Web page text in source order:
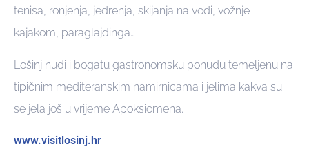
tenisa, ronjenja, jedrenja, skijanja na vodi, vožnje
kajakom, paraglajdinga…
Lošinj nudi i bogatu gastronomsku ponudu temeljenu na
tipičnim mediteranskim namirnicama i jelima kakva su
se jela još u vrijeme Apoksiomena.
www.visitlosinj.hr